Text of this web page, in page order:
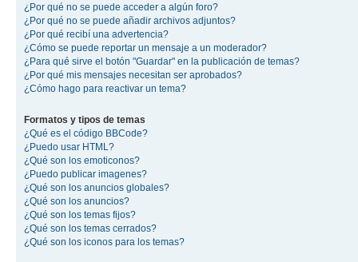
¿Por qué no se puede acceder a algún foro?
¿Por qué no se puede añadir archivos adjuntos?
¿Por qué recibí una advertencia?
¿Cómo se puede reportar un mensaje a un moderador?
¿Para qué sirve el botón "Guardar" en la publicación de temas?
¿Por qué mis mensajes necesitan ser aprobados?
¿Cómo hago para reactivar un tema?
Formatos y tipos de temas
¿Qué es el código BBCode?
¿Puedo usar HTML?
¿Qué son los emoticonos?
¿Puedo publicar imagenes?
¿Qué son los anuncios globales?
¿Qué son los anuncios?
¿Qué son los temas fijos?
¿Qué son los temas cerrados?
¿Qué son los iconos para los temas?